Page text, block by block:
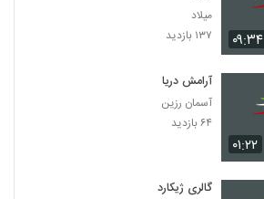
۰۹:۳۴
میلاد
۱۳۷ بازدید
۰۱:۲۲
آرامش دریا
آسمان رزین
۶۴ بازدید
گالری ژیکارد